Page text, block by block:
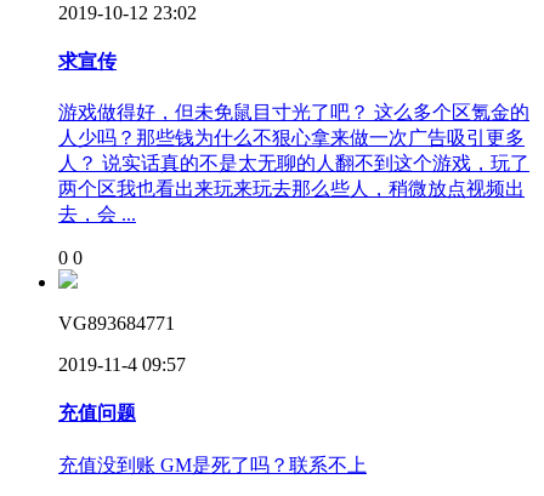
2019-10-12 23:02
求宣传
游戏做得好，但未免鼠目寸光了吧？ 这么多个区氪金的
人少吗？那些钱为什么不狠心拿来做一次广告吸引更多
人？ 说实话真的不是太无聊的人翻不到这个游戏，玩了
两个区我也看出来玩来玩去那么些人，稍微放点视频出
去，会 ...
0 0
VG893684771
2019-11-4 09:57
充值问题
充值没到账 GM是死了吗？联系不上